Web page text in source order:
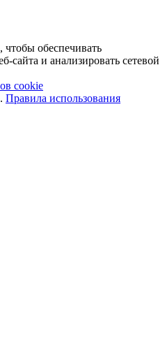
обеспечивать
сайта и анализировать сетевой
cookie
Правила использования